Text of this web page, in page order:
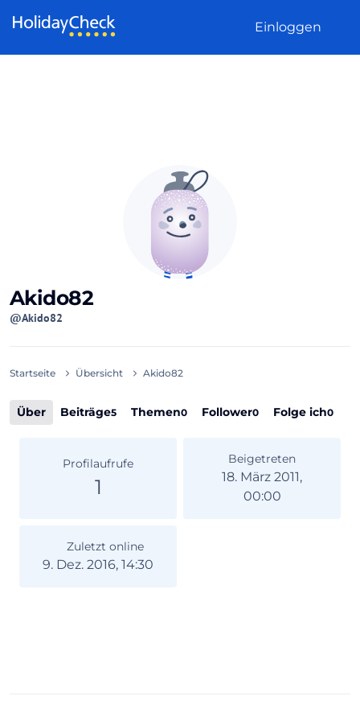
Einloggen
Akido82
@Akido82
Startseite Übersicht Akido82
Über Beiträge5 Themen0 Follower0 Folge ich0
Profilaufrufe
1
Beigetreten
18. März 2011,
00:00
Zuletzt online
9. Dez. 2016, 14:30